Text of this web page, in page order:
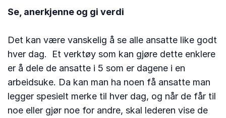
Se, anerkjenne og gi verdi
Det kan være vanskelig å se alle ansatte like godt
hver dag. Et verktøy som kan gjøre dette enklere
er å dele de ansatte i 5 som er dagene i en
arbeidsuke. Da kan man ha noen få ansatte man
legger spesielt merke til hver dag, og når de får til
noe eller gjør noe for andre, skal lederen vise de